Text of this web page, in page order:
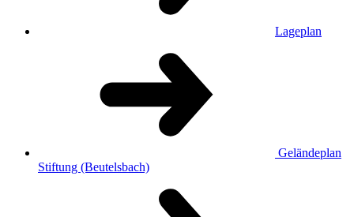
Lageplan
Geländeplan
Stiftung (Beutelsbach)